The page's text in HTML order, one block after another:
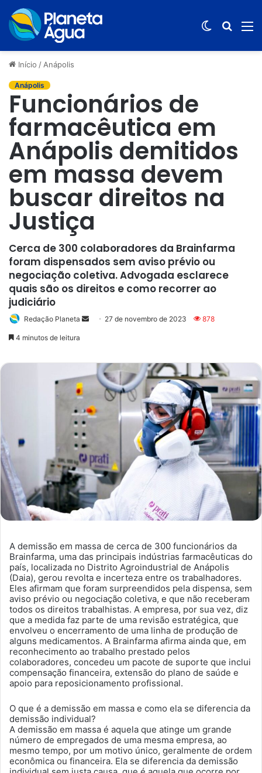
Switch
Início /Anápolis
Anápolis
Funcionários de
farmacêutica em
Anápolis demitidos
em massa devem
buscar direitos na
Justiça
Cerca de 300 colaboradores da Brainfarma
foram dispensados sem aviso prévio ou
negociação coletiva. Advogada esclarece
quais são os direitos e como recorrer ao
judiciário
Redação Planeta
Mande
mail
27 de novembro de 2023 878
4 minutos de leitura
A demissão em massa de cerca de 300 funcionários da
Brainfarma, uma das principais indústrias farmacêuticas do
país, localizada no Distrito Agroindustrial de Anápolis
(Daia), gerou revolta e incerteza entre os trabalhadores.
Eles afirmam que foram surpreendidos pela dispensa, sem
aviso prévio ou negociação coletiva, e que não receberam
todos os direitos trabalhistas. A empresa, por sua vez, diz
que a medida faz parte de uma revisão estratégica, que
envolveu o encerramento de uma linha de produção de
alguns medicamentos. A Brainfarma afirma ainda que, em
reconhecimento ao trabalho prestado pelos
colaboradores, concedeu um pacote de suporte que inclui
compensação financeira, extensão do plano de saúde e
apoio para reposicionamento profissional.
O que é a demissão em massa e como ela se diferencia da
demissão individual?
A demissão em massa é aquela que atinge um grande
número de empregados de uma mesma empresa, ao
mesmo tempo, por um motivo único, geralmente de ordem
econômica ou financeira. Ela se diferencia da demissão